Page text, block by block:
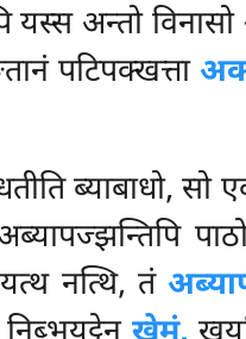
यस्स अन्तो
पटिपक्खत्ता
ब्याबाधो,
नत्थि, तं